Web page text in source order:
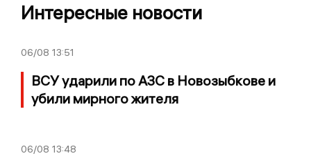
Интересные новости
06/08 13:51
ВСУ ударили по АЗС в Новозыбкове и
убили мирного жителя
06/08 13:48